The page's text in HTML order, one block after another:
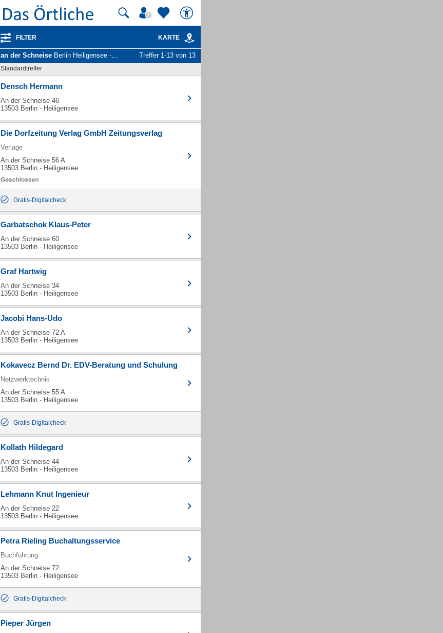
FILTER KARTE
an der Schneise Berlin Heiligensee - Unternehmen und Personen Treffer 1-13 von 13
Standardtreffer
Densch Hermann
An der Schneise 46
13503 Berlin - Heiligensee
Die Dorfzeitung Verlag GmbH Zeitungsverlag
Verlage
An der Schneise 56 A
13503 Berlin - Heiligensee
Gratis-Digitalcheck
Garbatschok Klaus-Peter
An der Schneise 60
13503 Berlin - Heiligensee
Graf Hartwig
An der Schneise 34
13503 Berlin - Heiligensee
Jacobi Hans-Udo
An der Schneise 72 A
13503 Berlin - Heiligensee
Kokavecz Bernd Dr. EDV-Beratung und Schulung
Netzwerktechnik
An der Schneise 55 A
13503 Berlin - Heiligensee
Gratis-Digitalcheck
Kollath Hildegard
An der Schneise 44
13503 Berlin - Heiligensee
Lehmann Knut Ingenieur
An der Schneise 22
13503 Berlin - Heiligensee
Petra Rieling Buchaltungsservice
Buchführung
An der Schneise 72
13503 Berlin - Heiligensee
Gratis-Digitalcheck
Pieper Jürgen